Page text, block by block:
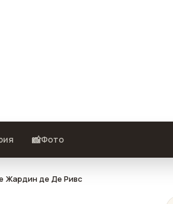
📸Фото
Жардин де Де Ривс